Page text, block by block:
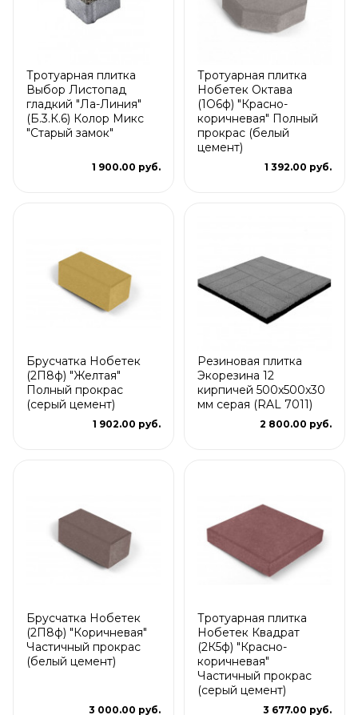
Тротуарная плитка
Выбор Листопад
гладкий "Ла-Линия"
(Б.3.К.6) Колор Микс
"Старый замок"
1 900.00 руб.
Тротуарная плитка
Нобетек Октава
(1О6ф) "Красно-
коричневая" Полный
прокрас (белый
цемент)
1 392.00 руб.
Брусчатка Нобетек
(2П8ф) "Желтая"
Полный прокрас
(серый цемент)
1 902.00 руб.
Резиновая плитка
Экорезина 12
кирпичей 500x500x30
мм серая (RAL 7011)
2 800.00 руб.
Брусчатка Нобетек
(2П8ф) "Коричневая"
Частичный прокрас
(белый цемент)
3 000.00 руб.
Тротуарная плитка
Нобетек Квадрат
(2К5ф) "Красно-
коричневая"
Частичный прокрас
(серый цемент)
3 677.00 руб.